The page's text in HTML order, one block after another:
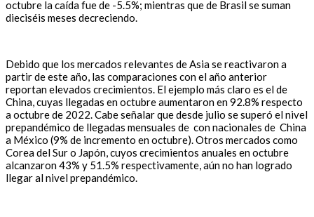
octubre la caída fue de -5.5%; mientras que de Brasil se suman
dieciséis meses decreciendo.
Debido que los mercados relevantes de Asia se reactivaron a
partir de este año, las comparaciones con el año anterior
reportan elevados crecimientos. El ejemplo más claro es el de
China, cuyas llegadas en octubre aumentaron en 92.8% respecto
a octubre de 2022. Cabe señalar que desde julio se superó el nivel
prepandémico de llegadas mensuales de con nacionales de China
a México (9% de incremento en octubre). Otros mercados como
Corea del Sur o Japón, cuyos crecimientos anuales en octubre
alcanzaron 43% y 51.5% respectivamente, aún no han logrado
llegar al nivel prepandémico.